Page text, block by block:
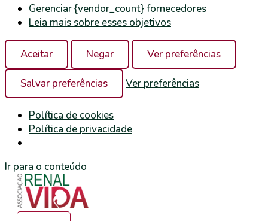
Gerenciar {vendor_count} fornecedores
Leia mais sobre esses objetivos
Aceitar Negar Ver preferências
Salvar preferências Ver preferências
Política de cookies
Política de privacidade
Ir para o conteúdo